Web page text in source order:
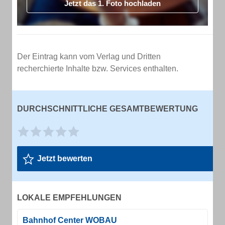
Jetzt das 1. Foto hochladen
Der Eintrag kann vom Verlag und Dritten
recherchierte Inhalte bzw. Services enthalten.
DURCHSCHNITTLICHE GESAMTBEWERTUNG
Jetzt bewerten
LOKALE EMPFEHLUNGEN
Bahnhof Center WOBAU